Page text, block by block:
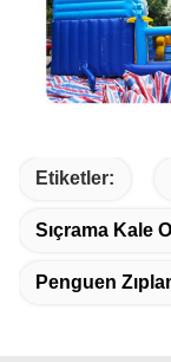
Etiketler:
Sıçrama Kale
Penguen